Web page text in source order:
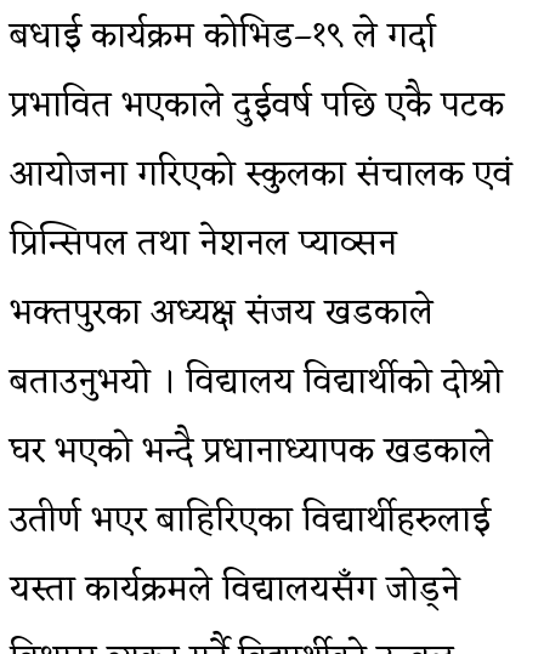
बधाई कार्यक्रम कोभिड–१९ ले गर्दा
प्रभावित भएकाले दुईवर्ष पछि एकै पटक
आयोजना गरिएको स्कुलका संचालक एवं
प्रिन्सिपल तथा नेशनल प्याव्सन
भक्तपुरका अध्यक्ष संजय खडकाले
बताउनुभयो । विद्यालय विद्यार्थीको दोश्रो
घर भएको भन्दै प्रधानाध्यापक खडकाले
उतीर्ण भएर बाहिरिएका विद्यार्थीहरुलाई
यस्ता कार्यक्रमले विद्यालयसँग जोड्ने